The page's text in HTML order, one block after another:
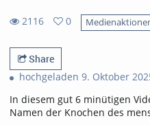
2116
views
0
favorites
Share
hochgeladen 9. Oktober
In diesem gut 6 minütigen
Namen der Knochen des